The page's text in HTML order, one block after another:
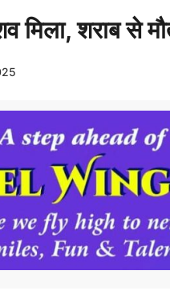
मिला, शराब से